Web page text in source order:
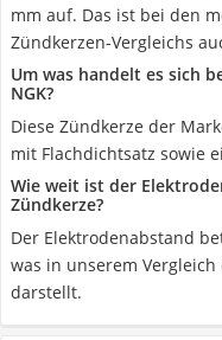
mm auf. Das ist bei den
Zündkerzen-Vergleichs
Um was handelt es sich
NGK?
Diese Zündkerze der
mit Flachdichtsatz sowie
Wie weit ist der
Zündkerze?
Der Elektrodenabstand
was in unserem
darstellt.